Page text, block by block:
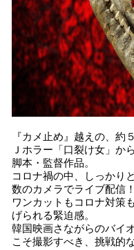
『カメ止め』越えの、約
Ｊホラー「口裂け女」か
脚本・監督作品。
コロナ禍の中、しっかり
数のカメラでライブ配信！
ワンカットもコロナ対策
げられる緊迫感。
韓国映画さながらのバイ
こそ撮影すべき、挑戦的